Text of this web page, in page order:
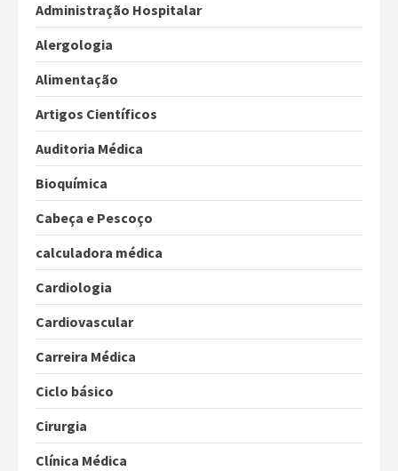
Administração Hospitalar
Alergologia
Alimentação
Artigos Científicos
Auditoria Médica
Bioquímica
Cabeça e Pescoço
calculadora médica
Cardiologia
Cardiovascular
Carreira Médica
Ciclo básico
Cirurgia
Clínica Médica